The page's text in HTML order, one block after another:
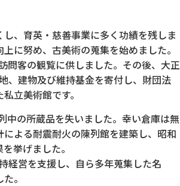
、育英・慈善事業に多く功績を残しま
に努め、古美術の蒐集を始めました。
問客の観覧に供しました。その後、大正
、建物及び維持基金を寄付し、財団法
立美術館です。
中の所蔵品を失いました。幸い倉庫は無
よる耐震耐火の陳列館を建築し、昭和
挙げました。
経営を支援し、自ら多年蒐集した名
。